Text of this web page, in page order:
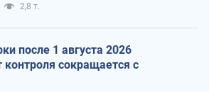
2,8 т.
после 1 августа 2026
контроля сокращается с